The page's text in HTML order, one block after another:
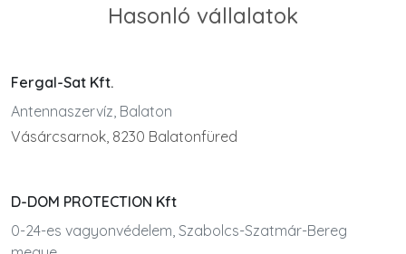
Hasonló vállalatok
Fergal-Sat Kft.
Antennaszervíz, Balaton
Vásárcsarnok, 8230 Balatonfüred
D-DOM PROTECTION Kft
0-24-es vagyonvédelem, Szabolcs-Szatmár-Bereg